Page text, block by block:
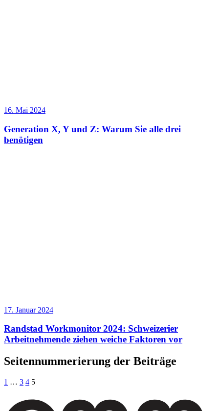
16. Mai 2024
Generation X, Y und Z: Warum Sie alle drei
benötigen
17. Januar 2024
Randstad Workmonitor 2024: Schweizerier
Arbeitnehmende ziehen weiche Faktoren vor
Seitennummerierung der Beiträge
1 … 3 4 5